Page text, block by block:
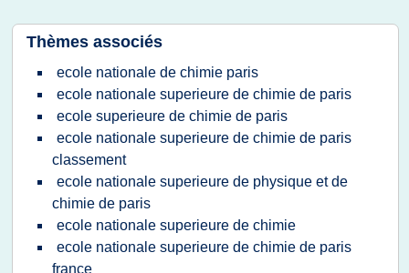
Thèmes associés
ecole nationale de chimie paris
ecole nationale superieure de chimie de paris
ecole superieure de chimie de paris
ecole nationale superieure de chimie de paris
classement
ecole nationale superieure de physique et de
chimie de paris
ecole nationale superieure de chimie
ecole nationale superieure de chimie de paris
france